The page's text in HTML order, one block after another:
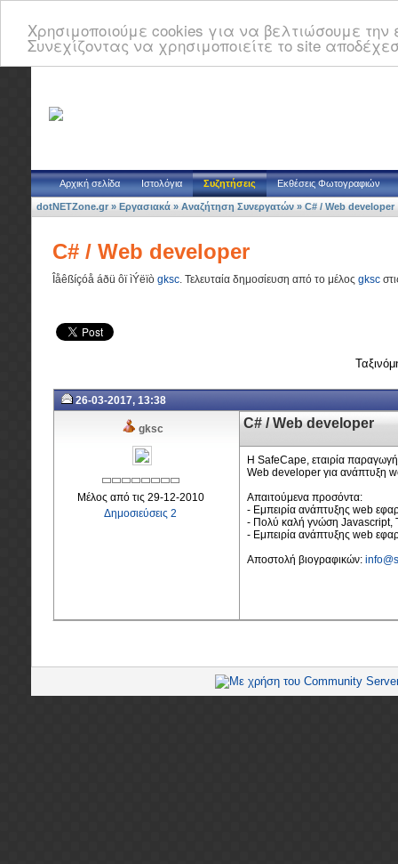
Χρησιμοποιούμε cookies για να βελτιώσουμε
Συνεχίζοντας να χρησιμοποιείτε το site
Αρχική σελίδα Ιστολόγια Συζητήσεις Εκθέσεις Φωτογραφιών
dotNETZone.gr » Εργασιακά » Αναζήτηση Συνεργατών » C# / Web developer
C# / Web developer
Îåêßíçóå áðü ôï ìÝëïò gksc. Τελευταία δημοσίευση από το μέλος gksc
26-03-2017, 13:38
gksc
Μέλος από τις 29-12-2010
Δημοσιεύσεις 2
C# / Web developer
Η SafeCape, εταιρία
Web developer για ανάπτυξη
Απαιτούμενα προσόντα:
- Εμπειρία ανάπτυξης web
- Πολύ καλή γνώση Javascript,
- Εμπειρία ανάπτυξης web
Αποστολή βιογραφικών: